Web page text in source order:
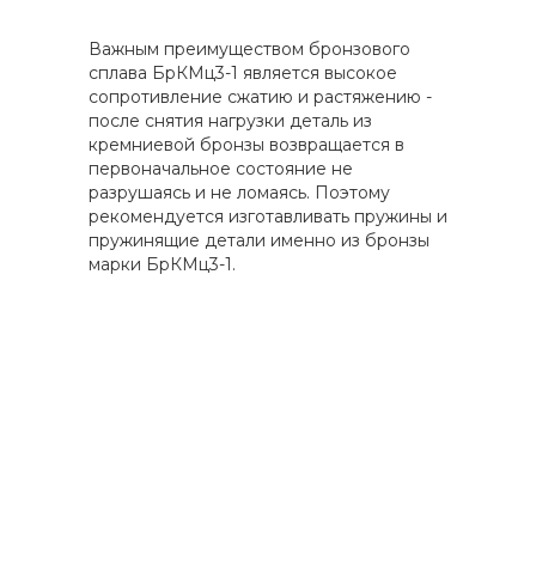
Важным преимуществом бронзового
сплава БрКМц3-1 является высокое
сопротивление сжатию и растяжению -
после снятия нагрузки деталь из
кремниевой бронзы возвращается в
первоначальное состояние не
разрушаясь и не ломаясь. Поэтому
рекомендуется изготавливать пружины и
пружинящие детали именно из бронзы
марки БрКМц3-1.